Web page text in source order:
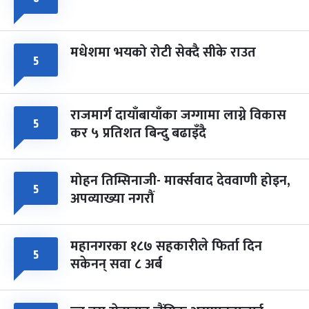
५ मधेशमा भयको रोटी सेक्दै सीके राउत
५ राजमार्ग दायाँबायाँका जग्गामा लाग्ने विकास
कर ५ प्रतिशत बिन्दु बढाइँदै
५ मोहन तिम्सिनाजी- मार्क्सवाद देववाणी होइन,
अपव्याख्या नगरौं
५ महानगरका १८७ सहकारीले फिर्ता दिन
सकेनन् सवा ८ अर्ब